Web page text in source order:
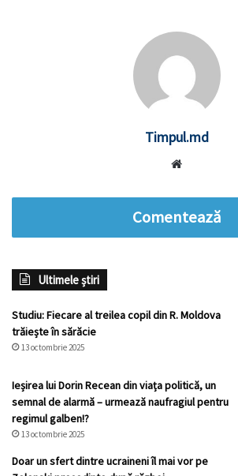
Timpul.md
Comentează
Ultimele știri
Studiu: Fiecare al treilea copil din R. Moldova
trăiește în sărăcie
13 octombrie 2025
Ieșirea lui Dorin Recean din viața politică, un
semnal de alarmă – urmează naufragiul pentru
regimul galben!?
13 octombrie 2025
Doar un sfert dintre ucraineni îl mai vor pe